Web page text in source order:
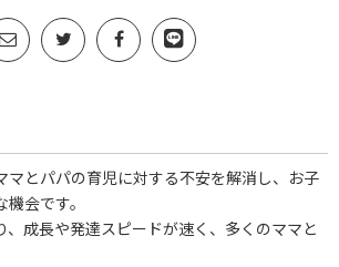
マとパパの育児に対する不安を解消し、お子
会です。
、成長や発達スピードが速く、多くのママと